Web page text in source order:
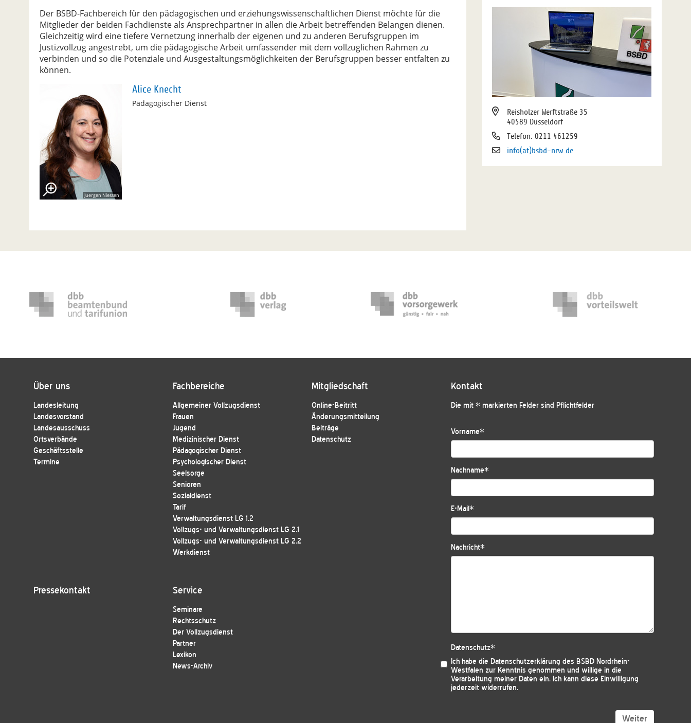
Der BSBD-Fachbereich für den pädagogischen und erziehungswissenschaftlichen Dienst möchte für die
Mitglieder der beiden Fachdienste als Ansprechpartner in allen die Arbeit betreffenden Belangen dienen.
Gleichzeitig wird eine tiefere Vernetzung innerhalb der eigenen und zu anderen Berufsgruppen im
Justizvollzug angestrebt, um die pädagogische Arbeit umfassender mit dem vollzuglichen Rahmen zu
verbinden und so die Potenziale und Ausgestaltungsmöglichkeiten der Berufsgruppen besser entfalten zu
können.
Juergen Niessen
Alice Knecht
Pädagogischer Dienst
Reisholzer Werftstraße 35
40589 Düsseldorf
Telefon: 0211 461259
info(at)bsbd-nrw.de
Über uns
Landesleitung
Landesvorstand
Landesausschuss
Ortsverbände
Geschäftsstelle
Termine
Fachbereiche
Allgemeiner Vollzugsdienst
Frauen
Jugend
Medizinischer Dienst
Pädagogischer Dienst
Psychologischer Dienst
Seelsorge
Senioren
Sozialdienst
Tarif
Verwaltungsdienst LG 1.2
Vollzugs- und Verwaltungsdienst LG 2.1
Vollzugs- und Verwaltungsdienst LG 2.2
Werkdienst
Mitgliedschaft
Online-Beitritt
Änderungsmitteilung
Beiträge
Datenschutz
Pressekontakt Service
Seminare
Rechtsschutz
Der Vollzugsdienst
Partner
Lexikon
News-Archiv
Kontakt
Die mit * markierten Felder sind Pflichtfelder
Vorname*
Nachname*
E-Mail*
Nachricht*
Datenschutz*
Ich habe die Datenschutzerklärung des BSBD Nordrhein-
Westfalen zur Kenntnis genommen und willige in die
Verarbeitung meiner Daten ein. Ich kann diese Einwilligung
jederzeit widerrufen.
Weiter